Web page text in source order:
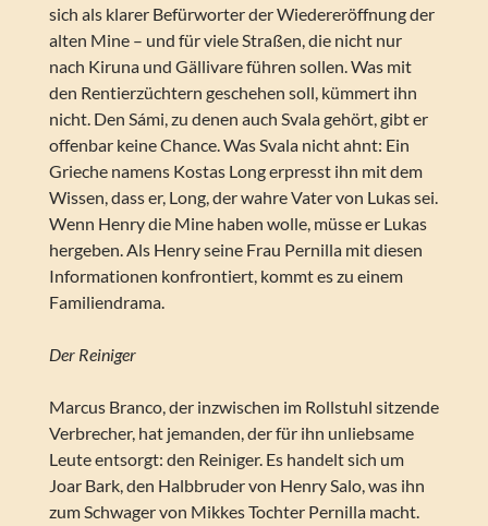
sich als klarer Befürworter der Wiedereröffnung der
alten Mine – und für viele Straßen, die nicht nur
nach Kiruna und Gällivare führen sollen. Was mit
den Rentierzüchtern geschehen soll, kümmert ihn
nicht. Den Sámi, zu denen auch Svala gehört, gibt er
offenbar keine Chance. Was Svala nicht ahnt: Ein
Grieche namens Kostas Long erpresst ihn mit dem
Wissen, dass er, Long, der wahre Vater von Lukas sei.
Wenn Henry die Mine haben wolle, müsse er Lukas
hergeben. Als Henry seine Frau Pernilla mit diesen
Informationen konfrontiert, kommt es zu einem
Familiendrama.
Der Reiniger
Marcus Branco, der inzwischen im Rollstuhl sitzende
Verbrecher, hat jemanden, der für ihn unliebsame
Leute entsorgt: den Reiniger. Es handelt sich um
Joar Bark, den Halbbruder von Henry Salo, was ihn
zum Schwager von Mikkes Tochter Pernilla macht.